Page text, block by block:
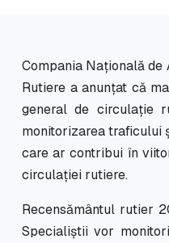
Compania Națională
Rutiere a anunțat că
general de circulație
monitorizarea traficului
care ar contribui în
circulației rutiere.
Recensământul rutier
Specialiștii vor